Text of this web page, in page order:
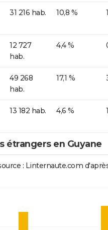
31 216 hab. 10,8 %
12 727
hab.
4,4 %
49 268
hab.
17,1 %
13 182 hab. 4,6 %
étrangers en Guyane
: Linternaute.com